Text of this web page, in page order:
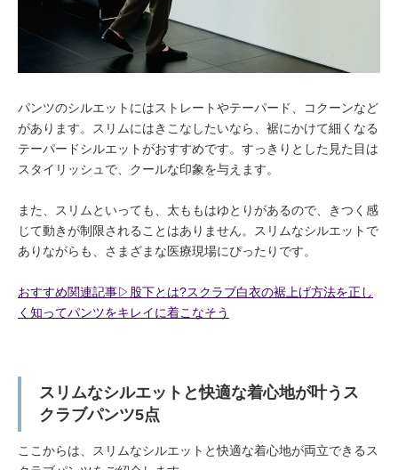
パンツのシルエットにはストレートやテーパード、コクーンなど
があります。スリムにはきこなしたいなら、裾にかけて細くなる
テーパードシルエットがおすすめです。すっきりとした見た目は
スタイリッシュで、クールな印象を与えます。
また、スリムといっても、太ももはゆとりがあるので、きつく感
じて動きが制限されることはありません。スリムなシルエットで
ありながらも、さまざまな医療現場にぴったりです。
おすすめ関連記事▷股下とは?スクラブ白衣の裾上げ方法を正し
く知ってパンツをキレイに着こなそう
スリムなシルエットと快適な着心地が叶うス
クラブパンツ5点
ここからは、スリムなシルエットと快適な着心地が両立できるス